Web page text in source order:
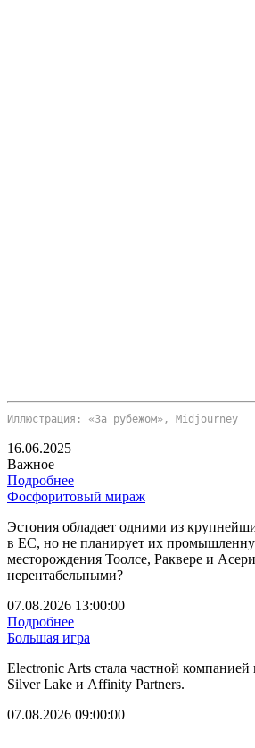
Иллюстрация: «За рубежом», Midjourney
16.06.2025
Важное
Подробнее
Фосфоритовый мираж
Эстония обладает одними из
в ЕС, но не планирует их
месторождения Тоолсе, Раквере и
нерентабельными?
07.08.2026 13:00:00
Подробнее
Большая игра
Electronic Arts стала частной компанией
Silver Lake и Affinity Partners.
07.08.2026 09:00:00